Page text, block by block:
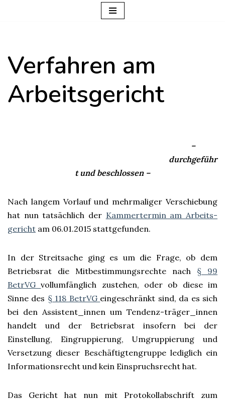
springen
Verfahren am
Arbeitsgericht
–
durchgeführ
t und beschlossen –
Nach langem Vorlauf und mehrmaliger Verschiebung
hat nun tatsächlich der Kammertermin am Arbeits-
gericht am 06.01.2015 stattgefunden.
In der Streitsache ging es um die Frage, ob dem
Betriebsrat die Mitbestimmungsrechte nach § 99
BetrVGvollumfänglich zustehen, oder ob diese im
Sinne des § 118 BetrVG eingeschränkt sind, da es sich
bei den Assistent_innen um Tendenz-träger_innen
handelt und der Betriebsrat insofern bei der
Einstellung, Eingruppierung, Umgruppierung und
Versetzung dieser Beschäftigtengruppe lediglich ein
Informationsrecht und kein Einspruchsrecht hat.
Das Gericht hat nun mit Protokollabschrift zum